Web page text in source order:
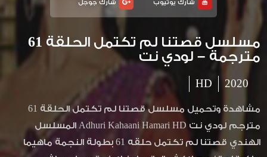
شارك يوتيوب
شارك جوجل
مسلسل قصتنا لم تكتمل الحلقة 61
مترجمة – لودي نت
2020
HD
مشاهدة وتحميل مسلسل قصتنا لم تكتمل الحلقة 61
مترجم لودي نت Adhuri Kahaani Hamari HD المسلسل
الهندي قصتنا لم تكتمل حلقه 61 بطولة النجمة ماهيما